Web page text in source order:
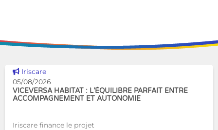
Voir cette news
Iriscare
05/08/2026
VICEVERSA HABITAT : L’ÉQUILIBRE PARFAIT ENTRE
ACCOMPAGNEMENT ET AUTONOMIE
Iriscare finance le projet